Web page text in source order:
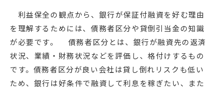
利益保全の観点から、銀行が保証付融資を好む理由
を理解するためには、債務者区分や貸倒引当金の知識
が必要です。 債務者区分とは、銀行が融資先の返済
状況、業績・財務状況などを評価し、格付けするもの
です。債務者区分が良い会社は貸し倒れリスクも低い
ため、銀行は好条件で融資して利息を稼ぎたい、また